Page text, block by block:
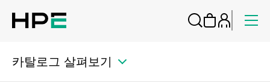
카탈로그 살펴보기